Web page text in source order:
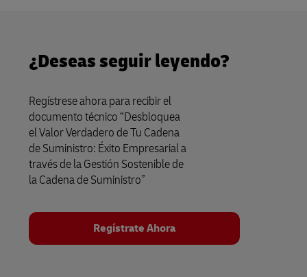
¿Deseas seguir leyendo?
Regístrese ahora para recibir el
documento técnico “Desbloquea
el Valor Verdadero de Tu Cadena
de Suministro: Éxito Empresarial a
través de la Gestión Sostenible de
la Cadena de Suministro”
Regístrate Ahora